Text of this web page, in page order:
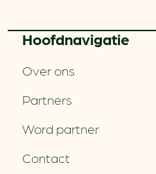
Hoofd­navigatie
Over ons
Partners
Word partner
Contact